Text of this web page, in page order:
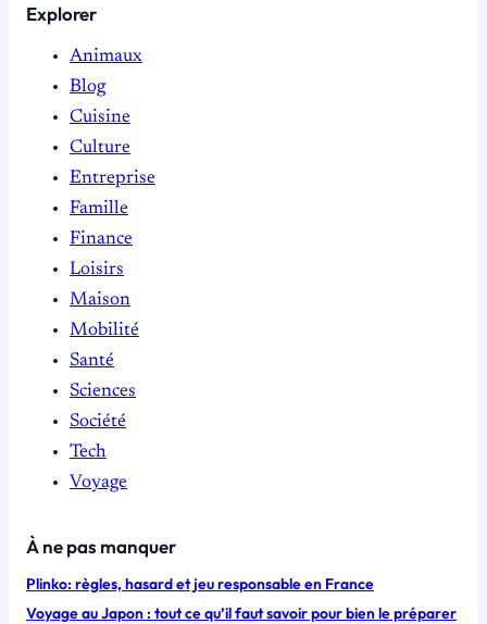
Explorer
Animaux
Blog
Cuisine
Culture
Entreprise
Famille
Finance
Loisirs
Maison
Mobilité
Santé
Sciences
Société
Tech
Voyage
À ne pas manquer
Plinko: règles, hasard et jeu responsable en France
Voyage au Japon : tout ce qu’il faut savoir pour bien le préparer